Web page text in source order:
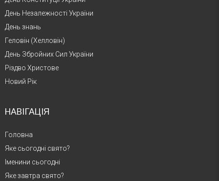
День Незалежності України
День знань
Геловін (Хелловін)
День Збройних Сил України
Різдво Христове
Новий Рік
НАВІГАЦІЯ
Головна
Яке сьогодні свято?
Іменини сьогодні
Яке завтра свято?